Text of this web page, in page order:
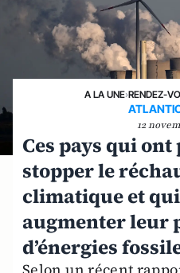
A LA UNE›RENDEZ-
12
Ces pays qui
stopper le
climatique et
augmenter leur
d’énergies